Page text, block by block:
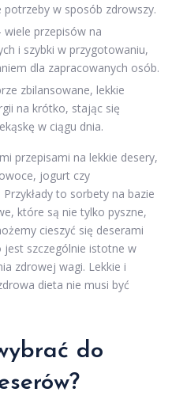
potrzeby w sposób zdrowszy.
wiele przepisów na
i szybki w przygotowaniu,
dla zapracowanych osób.
zbilansowane, lekkie
na krótko, stając się
w ciągu dnia.
przepisami na lekkie desery,
jogurt czy
to sorbety na bazie
które są nie tylko pyszne,
cieszyć się deserami
jest szczególnie istotne w
zdrowej wagi. Lekkie i
dieta nie musi być
do